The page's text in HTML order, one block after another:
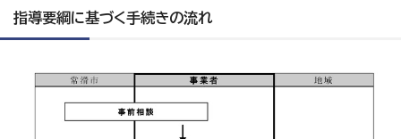
指導要綱に基づく手続きの流れ